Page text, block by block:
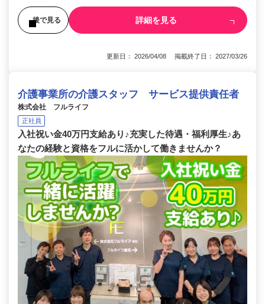
後で見る 詳細を見る
更新日： 2026/04/08 掲載終了日： 2027/03/26
介護事業所の介護スタッフ サービス提供責任者
株式会社 フルライフ
正社員
入社祝い金40万円支給あり♪充実した待遇・福利厚生♪あ
なたの経験と資格をフルに活かして働きませんか？